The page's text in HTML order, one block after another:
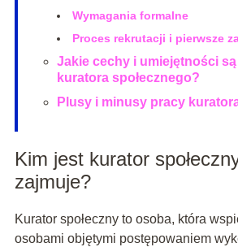
Wymagania formalne
Proces rekrutacji i pierwsze
Jakie cechy i umiejętności są
kuratora społecznego?
Plusy i minusy pracy
Kim jest kurator
zajmuje?
Kurator społeczny to osoba, która
osobami objętymi postępowaniem